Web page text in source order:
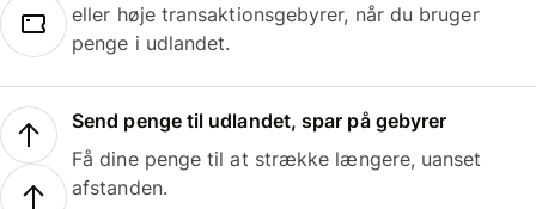
eller høje transaktionsgebyrer, når du bruger
penge i udlandet.
Send penge til udlandet, spar på gebyrer
Få dine penge til at strække længere, uanset
afstanden.